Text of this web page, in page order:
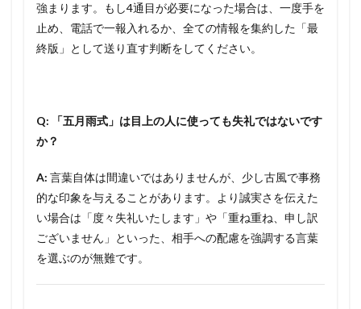
強まります。もし4通目が必要になった場合は、一度手を
止め、電話で一報入れるか、全ての情報を集約した「最
終版」として送り直す判断をしてください。
Q: 「五月雨式」は目上の人に使っても失礼ではないです
か？
A: 言葉自体は間違いではありませんが、少し古風で事務
的な印象を与えることがあります。より誠実さを伝えた
い場合は「度々失礼いたします」や「重ね重ね、申し訳
ございません」といった、相手への配慮を強調する言葉
を選ぶのが無難です。